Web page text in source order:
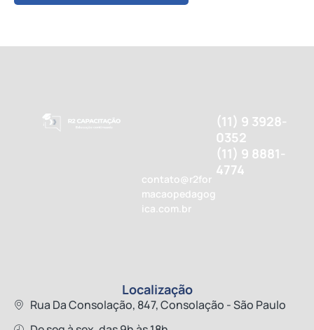
contato@r2for
macaopedagog
ica.com.br
(11) 9 3928-
0352
(11) 9 8881-
4774
Localização
Rua Da Consolação, 847, Consolação - São Paulo